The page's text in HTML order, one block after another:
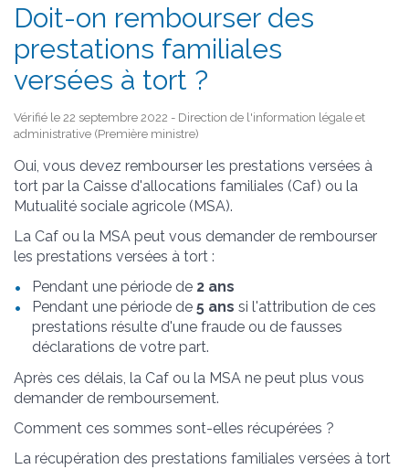
Doit-on rembourser des
prestations familiales
versées à tort ?
Vérifié le 22 septembre 2022 - Direction de l'information légale et
administrative (Première ministre)
Oui, vous devez rembourser les prestations versées à
tort par la Caisse d'allocations familiales (Caf) ou la
Mutualité sociale agricole (MSA).
La Caf ou la MSA peut vous demander de rembourser
les prestations versées à tort :
Pendant une période de 2 ans
Pendant une période de 5 ans si l'attribution de ces
prestations résulte d'une fraude ou de fausses
déclarations de votre part.
Après ces délais, la Caf ou la MSA ne peut plus vous
demander de remboursement.
Comment ces sommes sont-elles récupérées ?
La récupération des prestations familiales versées à tort